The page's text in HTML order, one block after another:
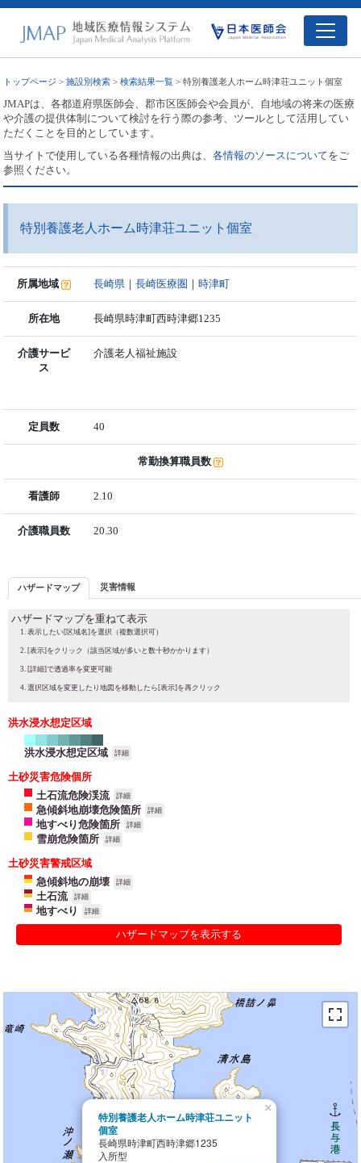
トップページ >施設別検索 >検索結果一覧 > 特別養護老人ホーム時津荘ユニット個室
JMAPは、各都道府県医師会、郡市区医師会や会員が、自地域の将来の医療
や介護の提供体制について検討を行う際の参考、ツールとして活用してい
ただくことを目的としています。
当サイトで使用している各種情報の出典は、各情報のソースについてをご
参照ください。
特別養護老人ホーム時津荘ユニット個室
所属地域 長崎県 ｜長崎医療圏 ｜時津町
所在地 長崎県時津町西時津郷1235
介護サービ
ス
介護老人福祉施設
定員数 40
常勤換算職員数
看護師 2.10
介護職員数 20.30
ハザードマップ 災害情報
ハザードマップを重ねて表示
表示したい[区域名]を選択（複数選択可）
[表示]をクリック（該当区域が多いと数十秒かかります）
[詳細]で透過率を変更可能
選択区域を変更したり地図を移動したら[表示]を再クリック
洪水浸水想定区域
洪水浸水想定区域 詳細
土砂災害危険個所
土石流危険渓流
詳細
急傾斜地崩壊危険箇所 詳細
地すべり危険箇所 詳細
雪崩危険箇所 詳細
土砂災害警戒区域
急傾斜地の崩壊
詳細
土石流 詳細
地すべり 詳細
ハザードマップを表示する
特別養護老人ホーム時津荘ユニット
個室
長崎県時津町西時津郷1235
入所型
×